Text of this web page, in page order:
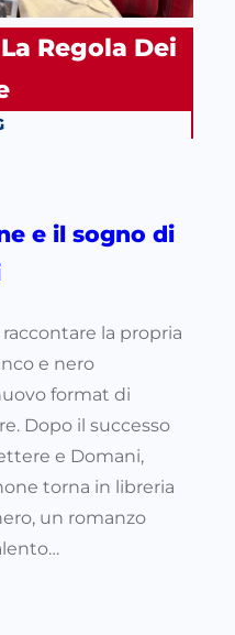
La Regola Dei
e il sogno di
la propria
e nero
format di
Dopo il successo
e Domani,
torna in libreria
un romanzo